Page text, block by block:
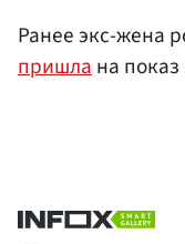
Ранее экс-жена
пришлана